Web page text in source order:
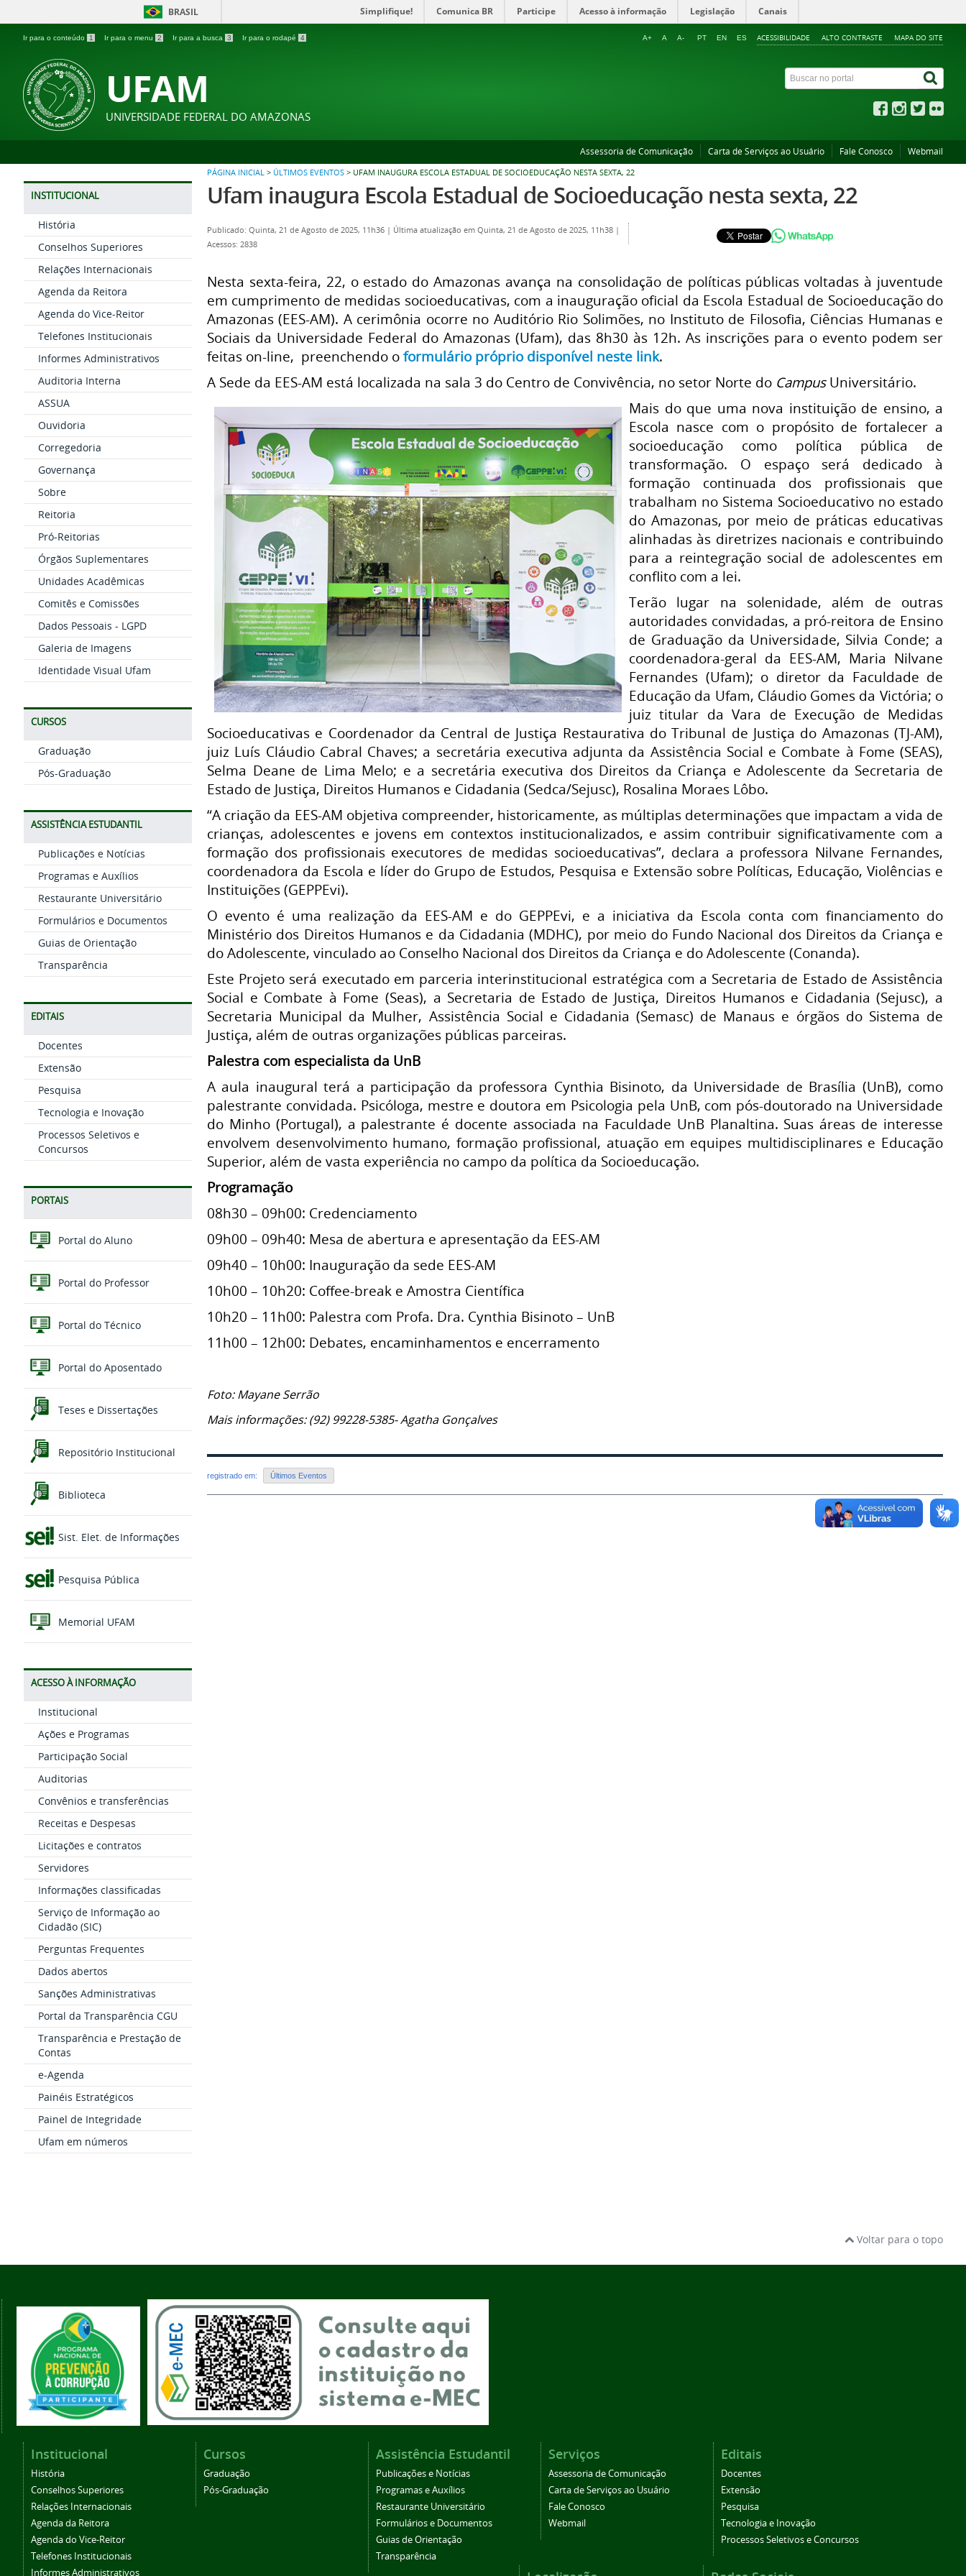
BRASIL Simplifique! Comunica BR Participe Acesso à informação Legislação Canais
Ir para o conteúdo 1 Ir para o menu 2 Ir para a busca 3 Ir para o rodapé 4 ACESSIBILIDADE ALTO CONTRASTE MAPA DO SITE
A+ A A- PT EN ES
UFAM
UNIVERSIDADE FEDERAL DO AMAZONAS
Assessoria de Comunicação Carta de Serviços ao Usuário Fale Conosco Webmail
PÁGINA INICIAL > ÚLTIMOS EVENTOS > UFAM INAUGURA ESCOLA ESTADUAL DE SOCIOEDUCAÇÃO NESTA SEXTA, 22
INSTITUCIONAL
História
Conselhos Superiores
Relações Internacionais
Agenda da Reitora
Agenda do Vice-Reitor
Telefones Institucionais
Informes Administrativos
Auditoria Interna
ASSUA
Ouvidoria
Corregedoria
Governança
Sobre
Reitoria
Pró-Reitorias
Órgãos Suplementares
Unidades Acadêmicas
Comitês e Comissões
Dados Pessoais - LGPD
Galeria de Imagens
Identidade Visual Ufam
CURSOS
Graduação
Pós-Graduação
ASSISTÊNCIA ESTUDANTIL
Publicações e Notícias
Programas e Auxílios
Restaurante Universitário
Formulários e Documentos
Guias de Orientação
Transparência
EDITAIS
Docentes
Extensão
Pesquisa
Tecnologia e Inovação
Processos Seletivos e
Concursos
PORTAIS
Portal do Aluno
Portal do Professor
Portal do Técnico
Portal do Aposentado
Teses e Dissertações
Repositório Institucional
Biblioteca
Sist. Elet. de Informações
Pesquisa Pública
Memorial UFAM
ACESSO À INFORMAÇÃO
Institucional
Ações e Programas
Participação Social
Auditorias
Convênios e transferências
Receitas e Despesas
Licitações e contratos
Servidores
Informações classificadas
Serviço de Informação ao
Cidadão (SIC)
Perguntas Frequentes
Dados abertos
Sanções Administrativas
Portal da Transparência CGU
Transparência e Prestação de
Contas
e-Agenda
Painéis Estratégicos
Painel de Integridade
Ufam em números
Ufam inaugura Escola Estadual de Socioeducação nesta sexta, 22
Publicado: Quinta, 21 de Agosto de 2025, 11h36 | Última atualização em Quinta, 21 de Agosto de 2025, 11h38 |
Acessos: 2838
Nesta sexta-feira, 22, o estado do Amazonas avança na consolidação de políticas públicas voltadas à juventude
em cumprimento de medidas socioeducativas, com a inauguração oficial da Escola Estadual de Socioeducação do
Amazonas (EES-AM). A cerimônia ocorre no Auditório Rio Solimões, no Instituto de Filosofia, Ciências Humanas e
Sociais da Universidade Federal do Amazonas (Ufam), das 8h30 às 12h. As inscrições para o evento podem ser
feitas on-line, preenchendo o formulário próprio disponível neste link.
A Sede da EES-AM está localizada na sala 3 do Centro de Convivência, no setor Norte do CampusUniversitário.
Mais do que uma nova instituição de ensino, a
Escola nasce com o propósito de fortalecer a
socioeducação como política pública de
transformação. O espaço será dedicado à
formação continuada dos profissionais que
trabalham no Sistema Socioeducativo no estado
do Amazonas, por meio de práticas educativas
alinhadas às diretrizes nacionais e contribuindo
para a reintegração social de adolescentes em
conflito com a lei.
Terão lugar na solenidade, além de outras
autoridades convidadas, a pró-reitora de Ensino
de Graduação da Universidade, Silvia Conde; a
coordenadora-geral da EES-AM, Maria Nilvane
Fernandes (Ufam); o diretor da Faculdade de
Educação da Ufam, Cláudio Gomes da Victória; o
juiz titular da Vara de Execução de Medidas
Socioeducativas e Coordenador da Central de Justiça Restaurativa do Tribunal de Justiça do Amazonas (TJ-AM),
juiz Luís Cláudio Cabral Chaves; a secretária executiva adjunta da Assistência Social e Combate à Fome (SEAS),
Selma Deane de Lima Melo; e a secretária executiva dos Direitos da Criança e Adolescente da Secretaria de
Estado de Justiça, Direitos Humanos e Cidadania (Sedca/Sejusc), Rosalina Moraes Lôbo.
“A criação da EES-AM objetiva compreender, historicamente, as múltiplas determinações que impactam a vida de
crianças, adolescentes e jovens em contextos institucionalizados, e assim contribuir significativamente com a
formação dos profissionais executores de medidas socioeducativas”, declara a professora Nilvane Fernandes,
coordenadora da Escola e líder do Grupo de Estudos, Pesquisa e Extensão sobre Políticas, Educação, Violências e
Instituições (GEPPEvi).
O evento é uma realização da EES-AM e do GEPPEvi, e a iniciativa da Escola conta com financiamento do
Ministério dos Direitos Humanos e da Cidadania (MDHC), por meio do Fundo Nacional dos Direitos da Criança e
do Adolescente, vinculado ao Conselho Nacional dos Direitos da Criança e do Adolescente (Conanda).
Este Projeto será executado em parceria interinstitucional estratégica com a Secretaria de Estado de Assistência
Social e Combate à Fome (Seas), a Secretaria de Estado de Justiça, Direitos Humanos e Cidadania (Sejusc), a
Secretaria Municipal da Mulher, Assistência Social e Cidadania (Semasc) de Manaus e órgãos do Sistema de
Justiça, além de outras organizações públicas parceiras.
Palestra com especialista da UnB
A aula inaugural terá a participação da professora Cynthia Bisinoto, da Universidade de Brasília (UnB), como
palestrante convidada. Psicóloga, mestre e doutora em Psicologia pela UnB, com pós-doutorado na Universidade
do Minho (Portugal), a palestrante é docente associada na Faculdade UnB Planaltina. Suas áreas de interesse
envolvem desenvolvimento humano, formação profissional, atuação em equipes multidisciplinares e Educação
Superior, além de vasta experiência no campo da política da Socioeducação.
Programação
08h30 – 09h00: Credenciamento
09h00 – 09h40: Mesa de abertura e apresentação da EES-AM
09h40 – 10h00: Inauguração da sede EES-AM
10h00 – 10h20: Coffee-break e Amostra Científica
10h20 – 11h00: Palestra com Profa. Dra. Cynthia Bisinoto – UnB
11h00 – 12h00: Debates, encaminhamentos e encerramento
Foto: Mayane Serrão
Mais informações: (92) 99228-5385- Agatha Gonçalves
registrado em: Últimos Eventos
Voltar para o topo
Institucional
História
Conselhos Superiores
Relações Internacionais
Agenda da Reitora
Agenda do Vice-Reitor
Telefones Institucionais
Informes Administrativos
Cursos
Graduação
Pós-Graduação
Assistência Estudantil
Publicações e Notícias
Programas e Auxílios
Restaurante Universitário
Formulários e Documentos
Guias de Orientação
Transparência
Serviços
Assessoria de Comunicação
Carta de Serviços ao Usuário
Fale Conosco
Webmail
Editais
Docentes
Extensão
Pesquisa
Tecnologia e Inovação
Processos Seletivos e Concursos